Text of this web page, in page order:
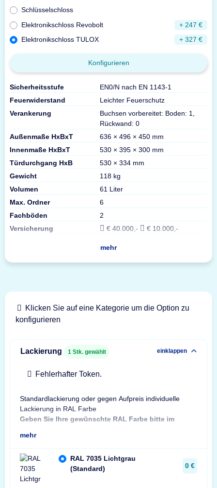
Schlüsselschloss
Elektronikschloss Revobolt
+ 247 €
Elektronikschloss TULOX
+ 327 €
Konfigurieren
Sicherheitsstufe
EN0/N nach EN 1143-1
Feuerwiderstand
Leichter Feuerschutz
Verankerung
Buchsen vorbereitet: Boden: 1,
Rückwand: 0
Außenmaße HxBxT
636 × 496 × 450 mm
Innenmaße HxBxT
530 × 395 × 300 mm
Türdurchgang HxB
530 × 334 mm
Gewicht
118 kg
Volumen
61 Liter
Max. Ordner
6
Fachböden
2
Versicherung
€ 40.000,- € 10.000,-
mehr
Klicken Sie auf eine Kategorie um die Option zu
konfigurieren
Lackierung 1 Stk. gewählt einklappen
Fehlerhafter Token.
Standardlackierung oder gegen Aufpreis individuelle
Lackierung in RAL Farbe
Geben Sie Ihre gewünschte RAL Farbe bitte im
mehr
RAL 7035 Lichtgrau
(Standard)
0 €